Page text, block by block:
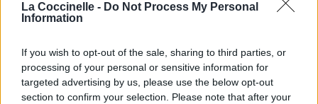
La Coccinelle - Do Not Process My Personal
Information
If you wish to opt-out of the sale, sharing to third parties, or
processing of your personal or sensitive information for
targeted advertising by us, please use the below opt-out
section to confirm your selection. Please note that after your
Paroles + Traduction Téléchargement
Vidéos
Commentaires